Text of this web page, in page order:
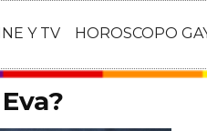
Y TV HOROSCOPO